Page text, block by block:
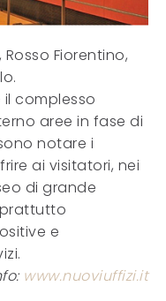
Fiorentino,
complesso
aree in fase di
notare i
ai visitatori, nei
di grande
e
www.nuoviuffizi.it